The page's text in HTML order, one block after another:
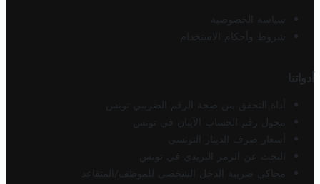
سياسة الخصوصية
شروط وأحكام الاستخدام
أدواتنا
أداة التحقق من صحة الرقم الضريبي تونس
محول رقم الحساب الآيبان في تونس
أسعار صرف الدينار التونسي
البحث عن الرمز البريدي في تونس
محاكي ضريبة الدخل الشخصي للموظف/المتقاعد